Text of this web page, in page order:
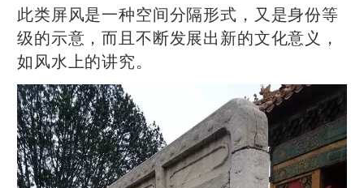
此类屏风是一种空间分隔形式，又是身份等
级的示意，而且不断发展出新的文化意义，
如风水上的讲究。